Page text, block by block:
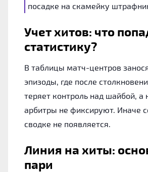
посадке на скамейку
Учет хитов: что
статистику?
В таблицы матч-центров
эпизоды, где после
теряет контроль над шайбой, а
арбитры не фиксируют. Иначе
сводке не появляется.
Линия на хиты:
пари